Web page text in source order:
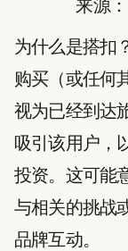
来源
为什么是搭扣
购买（或任何
视为已经到达
吸引该用户，
投资。这可能
与相关的挑战
品牌互动。